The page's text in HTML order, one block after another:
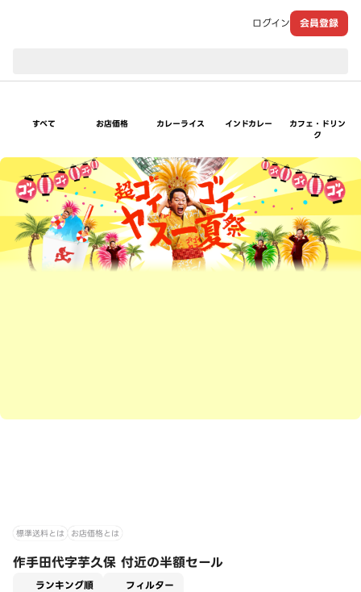
ログイン 会員登録
すべて お店価格 カレーライス インドカレー
カフェ・ドリン
ク
超ゴイゴイヤスー夏祭
標準送料とは お店価格とは
作手田代字芋久保 付近の半額セール
ランキング順 フィルター